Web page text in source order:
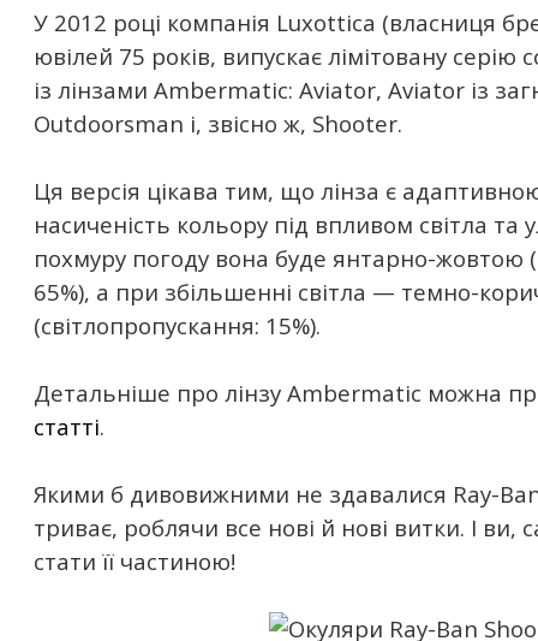
У 2012 році компанія Luxottica (власниця
ювілей 75 років, випускає лімітовану серію
із лінзами Ambermatic: Aviator, Aviator із
Outdoorsman і, звісно ж, Shooter.
Ця версія цікава тим, що лінза є
насиченість кольору під впливом світла та
похмуру погоду вона буде янтарно-жовтою
65%), а при збільшенні світла — темно-
(світлопропускання: 15%).
Детальніше про лінзу Ambermatic можна
статті.
Якими б дивовижними не здавалися Ray-Ban
триває, роблячи все нові й нові витки. І
стати її частиною!